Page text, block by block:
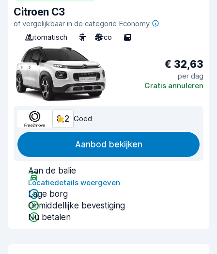
Citroen C3
of vergelijkbaar in de categorie Economy
Automatisch
5 Airco 5
€ 32,63
per dag
Gratis annuleren
8,2 Goed
Aanbod bekijken
Aan de balie
Locatiedetails weergeven
Lage borg
Onmiddellijke bevestiging
Nu betalen